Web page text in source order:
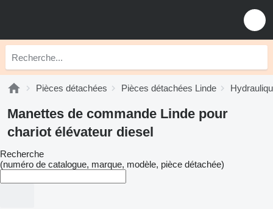
Pièces détachées Pièces détachées Linde
Manettes de commande Linde pour
chariot élévateur diesel
Recherche
(numéro de catalogue, marque, modèle, pièce détachée)